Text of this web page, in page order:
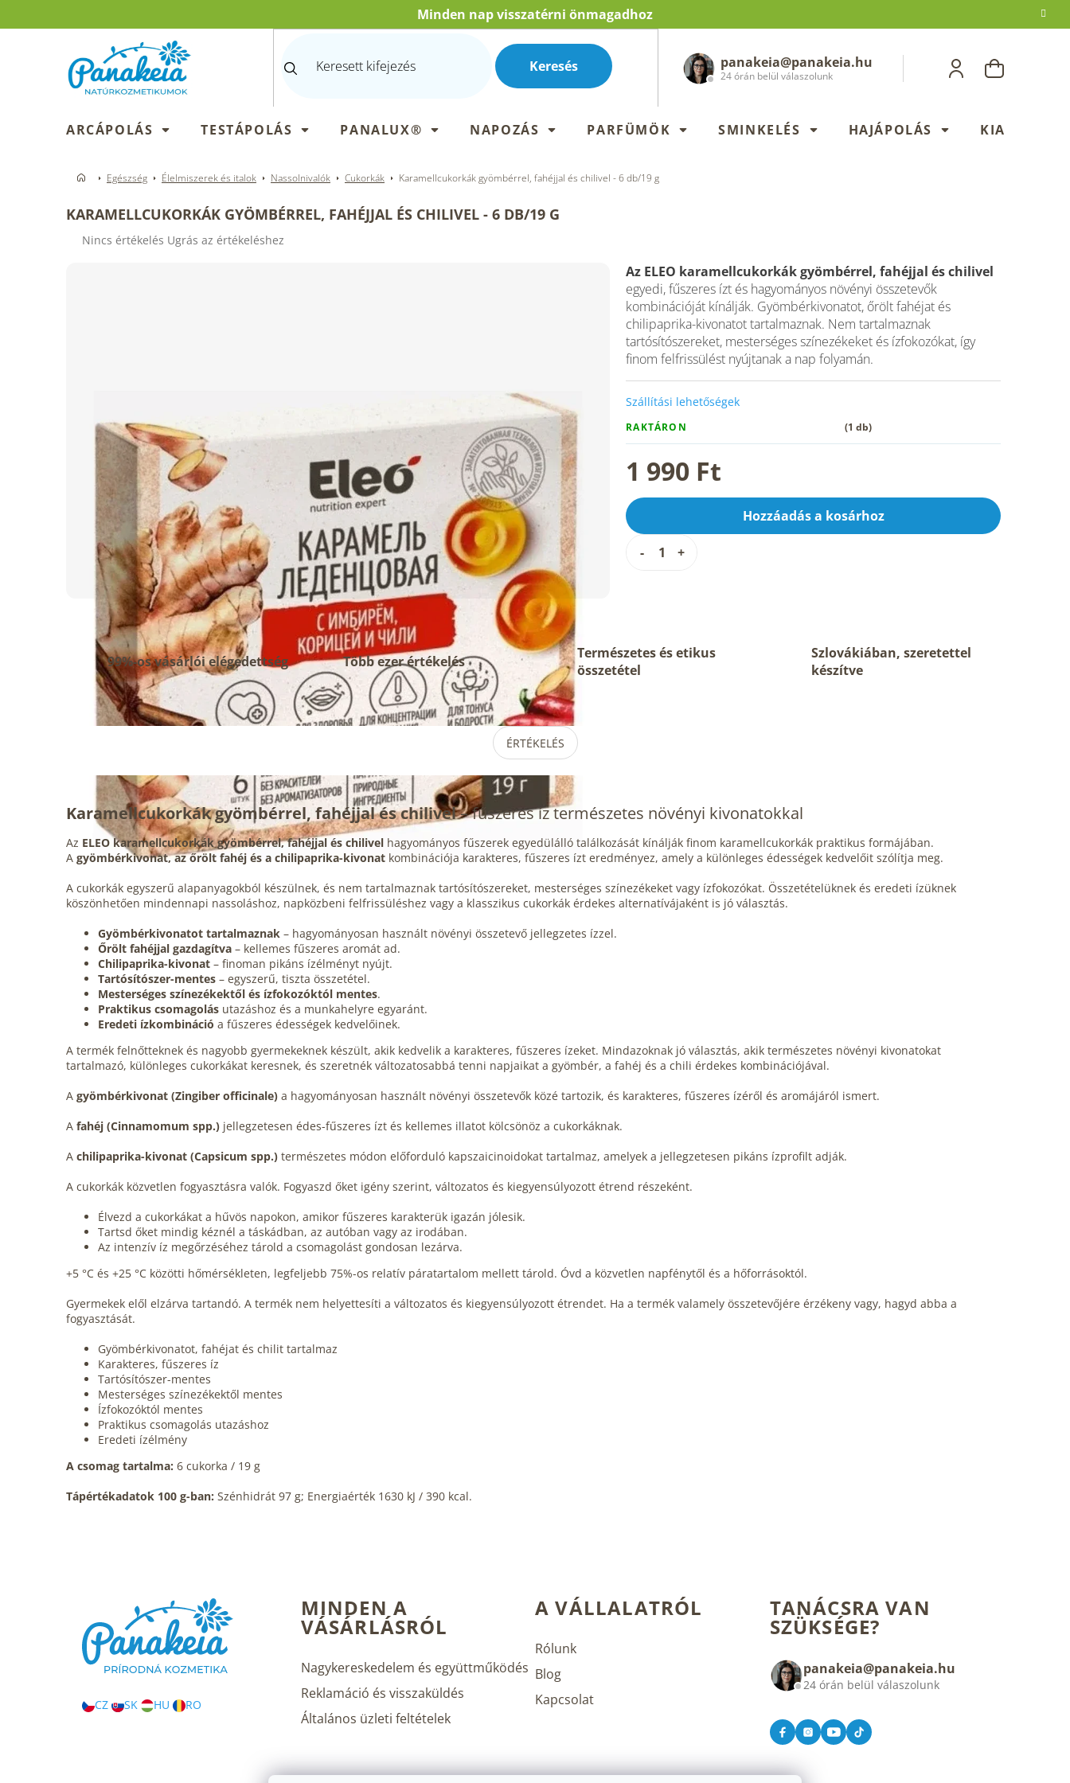
Minden nap visszatérni önmagadhoz
Keresés KOSÁR
panakeia@panakeia.hu
24 órán belül válaszolunk
ARCÁPOLÁS TESTÁPOLÁS PANALUX® NAPOZÁS PARFÜMÖK SMINKELÉS HAJÁPOLÁS KIADÁSOK
Egészség Élelmiszerek és italok Nassolnivalók Cukorkák Karamellcukorkák gyömbérrel, fahéjjal és chilivel - 6 db/19 g
KARAMELLCUKORKÁK GYÖMBÉRREL, FAHÉJJAL ÉS CHILIVEL - 6 DB/19 G
A
Nincs értékelés Ugrás az értékeléshez
1 990 Ft
RAKTÁRON (1 db)
Szállítási lehetőségek
Hozzáadás a kosárhoz
Az ELEO karamellcukorkákgyömbérrel, fahéjjal és chilivel
egyedi, fűszeres ízt és hagyományos növényi összetevők
kombinációját kínálják. Gyömbérkivonatot, őrölt fahéjat és
chilipaprika-kivonatot tartalmaznak. Nem tartalmaznak
tartósítószereket, mesterséges színezékeket és ízfokozókat, így
finom felfrissülést nyújtanak a nap folyamán.
99%-os vásárlói elégedettség Több ezer értékelés
Természetes és etikus
összetétel
Szlovákiában, szeretettel
készítve
ÉRTÉKELÉS
Karamellcukorkákgyömbérrel, fahéjjal és chilivel– fűszeres íz természetes növényi kivonatokkal
Az ELEO karamellcukorkák gyömbérrel, fahéjjal és chilivel hagyományos fűszerek egyedülálló találkozását kínálják finom karamellcukorkák praktikus formájában.
A gyömbérkivonat, az őrölt fahéj és a chilipaprika-kivonat kombinációja karakteres, fűszeres ízt eredményez, amely a különleges édességek kedvelőit szólítja meg.
A cukorkák egyszerű alapanyagokból készülnek, és nem tartalmaznak tartósítószereket, mesterséges színezékeket vagy ízfokozókat. Összetételüknek és eredeti ízüknek
köszönhetően mindennapi nassoláshoz, napközbeni felfrissüléshez vagy a klasszikus cukorkák érdekes alternatívájaként is jó választás.
Gyömbérkivonatot tartalmaznak – hagyományosan használt növényi összetevő jellegzetes ízzel.
Őrölt fahéjjal gazdagítva – kellemes fűszeres aromát ad.
Chilipaprika-kivonat – finoman pikáns ízélményt nyújt.
Tartósítószer-mentes – egyszerű, tiszta összetétel.
Mesterséges színezékektől és ízfokozóktól mentes.
Praktikus csomagolás utazáshoz és a munkahelyre egyaránt.
Eredeti ízkombináció a fűszeres édességek kedvelőinek.
A termék felnőtteknek és nagyobb gyermekeknek készült, akik kedvelik a karakteres, fűszeres ízeket. Mindazoknak jó választás, akik természetes növényi kivonatokat
tartalmazó, különleges cukorkákat keresnek, és szeretnék változatosabbá tenni napjaikat a gyömbér, a fahéj és a chili érdekes kombinációjával.
A gyömbérkivonat (Zingiber officinale) a hagyományosan használt növényi összetevők közé tartozik, és karakteres, fűszeres ízéről és aromájáról ismert.
A fahéj (Cinnamomum spp.) jellegzetesen édes-fűszeres ízt és kellemes illatot kölcsönöz a cukorkáknak.
A chilipaprika-kivonat (Capsicum spp.) természetes módon előforduló kapszaicinoidokat tartalmaz, amelyek a jellegzetesen pikáns ízprofilt adják.
A cukorkák közvetlen fogyasztásra valók. Fogyaszd őket igény szerint, változatos és kiegyensúlyozott étrend részeként.
Élvezd a cukorkákat a hűvös napokon, amikor fűszeres karakterük igazán jólesik.
Tartsd őket mindig kéznél a táskádban, az autóban vagy az irodában.
Az intenzív íz megőrzéséhez tárold a csomagolást gondosan lezárva.
+5 °C és +25 °C közötti hőmérsékleten, legfeljebb 75%-os relatív páratartalom mellett tárold. Óvd a közvetlen napfénytől és a hőforrásoktól.
Gyermekek elől elzárva tartandó. A termék nem helyettesíti a változatos és kiegyensúlyozott étrendet. Ha a termék valamely összetevőjére érzékeny vagy, hagyd abba a
fogyasztását.
Gyömbérkivonatot, fahéjat és chilit tartalmaz
Karakteres, fűszeres íz
Tartósítószer-mentes
Mesterséges színezékektől mentes
Ízfokozóktól mentes
Praktikus csomagolás utazáshoz
Eredeti ízélmény
A csomag tartalma: 6 cukorka / 19 g
Tápértékadatok 100 g-ban: Szénhidrát 97 g; Energiaérték 1630 kJ / 390 kcal.
CZ SK HU RO
MINDEN A
VÁSÁRLÁSRÓL
Nagykereskedelem és együttműködés
Reklamáció és visszaküldés
Általános üzleti feltételek
A VÁLLALATRÓL
Rólunk
Blog
Kapcsolat
TANÁCSRA VAN
SZÜKSÉGE?
panakeia@panakeia.hu
24 órán belül válaszolunk